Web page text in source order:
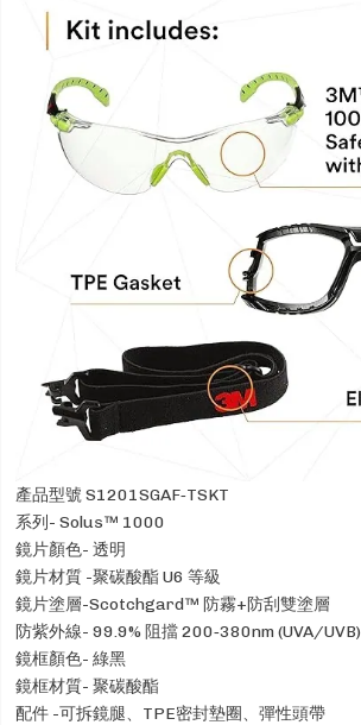
產品型號 S1201SGAF‑TSKT
系列- Solus™ 1000
鏡片顏色- 透明
鏡片材質 -聚碳酸酯 U6 等級
鏡片塗層-Scotchgard™ 防霧+防刮雙塗層
防紫外線- 99.9% 阻擋 200‑380nm (UVA/UVB)
鏡框顏色- 綠黑
鏡框材質- 聚碳酸酯
配件 -可拆鏡腿、TPE密封墊圈、彈性頭帶